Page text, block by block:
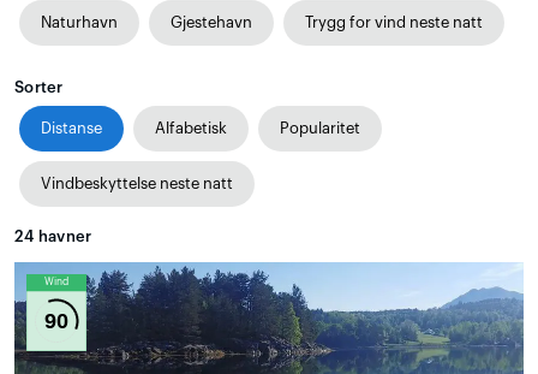
Naturhavn Gjestehavn Trygg for vind neste natt
Sorter
Distanse Alfabetisk Popularitet
Vindbeskyttelse neste natt
24 havner
Wind
90